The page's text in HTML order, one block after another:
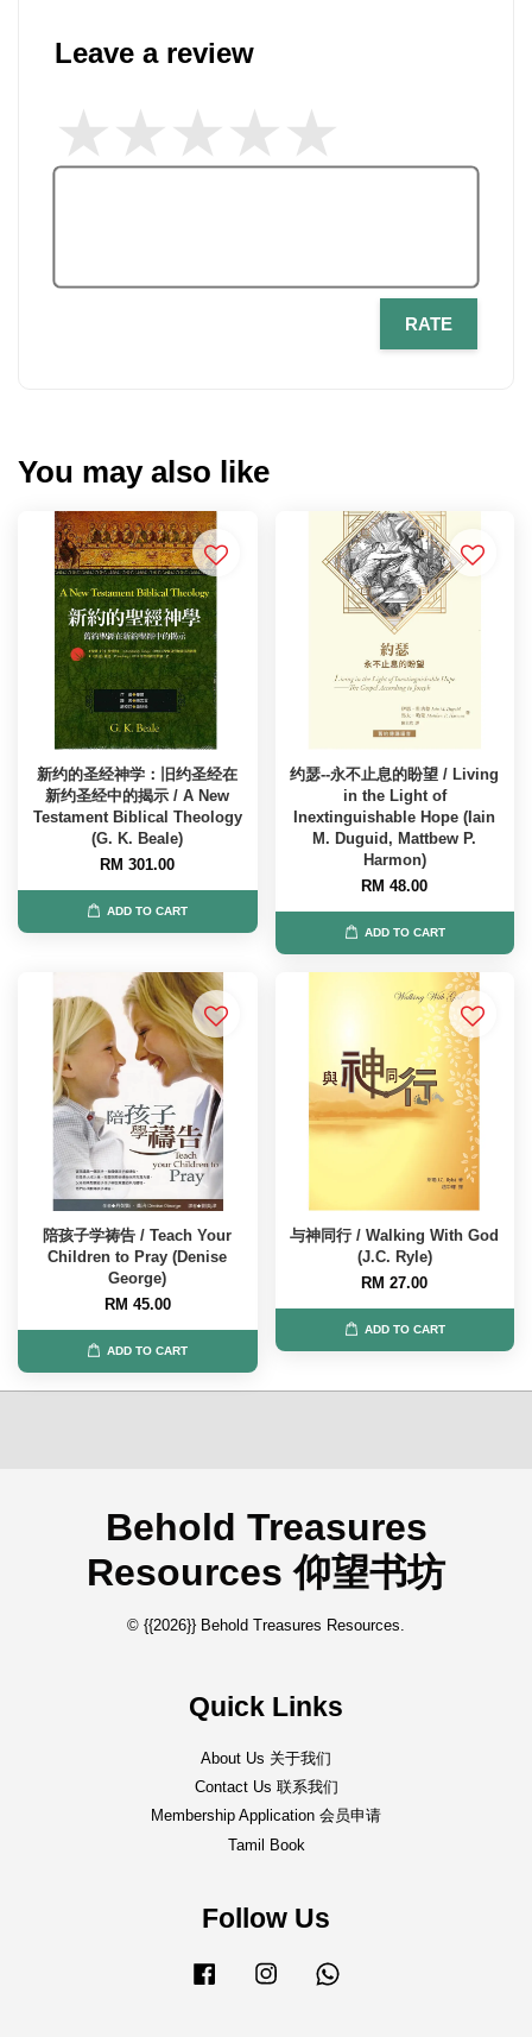
Leave a review
RATE
You may also like
新约的圣经神学：旧约圣经在
新约圣经中的揭示 / A New
Testament Biblical Theology
(G. K. Beale)
RM 301.00
ADD TO CART
约瑟--永不止息的盼望 / Living
in the Light of
Inextinguishable Hope (Iain
M. Duguid, Mattbew P.
Harmon)
RM 48.00
ADD TO CART
陪孩子学祷告 / Teach Your
Children to Pray (Denise
George)
RM 45.00
ADD TO CART
与神同行 / Walking With God
(J.C. Ryle)
RM 27.00
ADD TO CART
Behold Treasures
Resources 仰望书坊
© {{2026}} Behold Treasures Resources.
Quick Links
About Us 关于我们
Contact Us 联系我们
Membership Application 会员申请
Tamil Book
Follow Us
Facebook Instagram